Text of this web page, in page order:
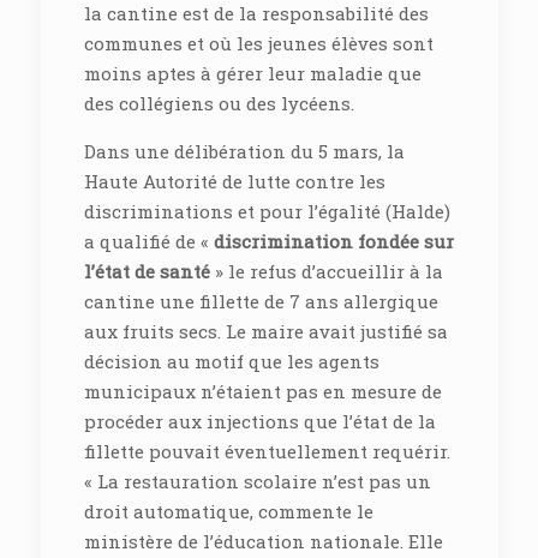
la cantine est de la responsabilité des
communes et où les jeunes élèves sont
moins aptes à gérer leur maladie que
des collégiens ou des lycéens.
Dans une délibération du 5 mars, la
Haute Autorité de lutte contre les
discriminations et pour l’égalité (Halde)
a qualifié de « discrimination fondée sur
l’état de santé» le refus d’accueillir à la
cantine une fillette de 7 ans allergique
aux fruits secs. Le maire avait justifié sa
décision au motif que les agents
municipaux n’étaient pas en mesure de
procéder aux injections que l’état de la
fillette pouvait éventuellement requérir.
« La restauration scolaire n’est pas un
droit automatique, commente le
ministère de l’éducation nationale. Elle